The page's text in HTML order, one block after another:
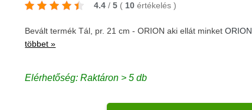
4.4 / 5 ( 10 értékelés)
Bevált termék Tál, pr. 21 cm - ORION aki ellát minketORION
többet »
Elérhetőség: Raktáron > 5 db